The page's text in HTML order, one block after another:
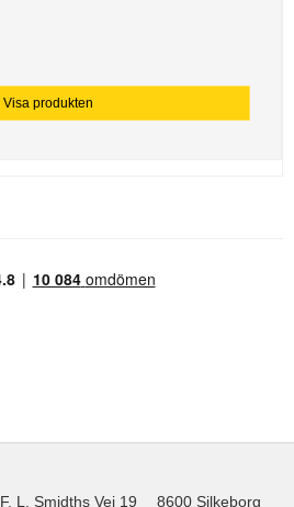
Visa produkten
F. L. Smidths Vej 19 8600 Silkeborg